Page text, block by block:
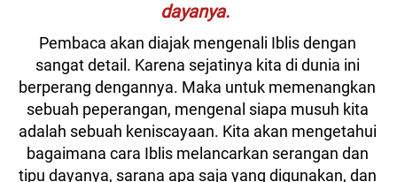
dayanya.
Pembaca akan diajak mengenali Iblis dengan
sangat detail. Karena sejatinya kita di dunia ini
berperang dengannya. Maka untuk memenangkan
sebuah peperangan, mengenal siapa musuh kita
adalah sebuah keniscayaan. Kita akan mengetahui
bagaimana cara Iblis melancarkan serangan dan
tipu dayanya, sarana apa saja yang digunakan, dan